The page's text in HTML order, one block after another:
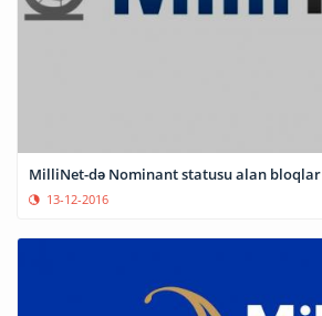
MilliNet-də Nominant statusu alan bloqlar
13-12-2016